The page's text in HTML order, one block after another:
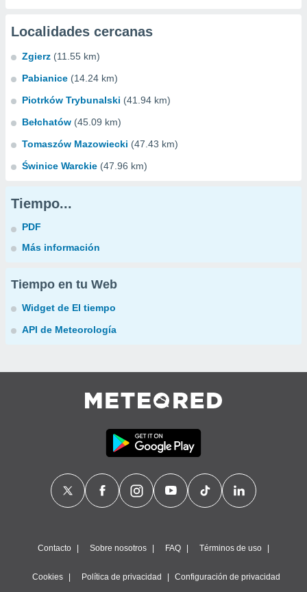
Localidades cercanas
Zgierz (11.55 km)
Pabianice (14.24 km)
Piotrków Trybunalski (41.94 km)
Bełchatów (45.09 km)
Tomaszów Mazowiecki (47.43 km)
Świnice Warckie (47.96 km)
Tiempo...
PDF
Más información
Tiempo en tu Web
Widget de El tiempo
API de Meteorología
Contacto Sobre nosotros FAQ Términos de uso
Cookies Política de privacidad Configuración de privacidad